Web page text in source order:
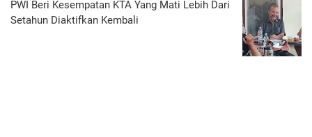
PWI Beri Kesempatan KTA Yang Mati Lebih Dari
Setahun Diaktifkan Kembali